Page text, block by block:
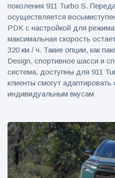
поколения 911 Turbo S.
осуществляется
PDK с настройкой для
максимальная скорость
320 км / ч. Такие опции, как
Design, спортивное шасси и
система, доступны для 911
клиенты смогут
индивидуальным вкусам